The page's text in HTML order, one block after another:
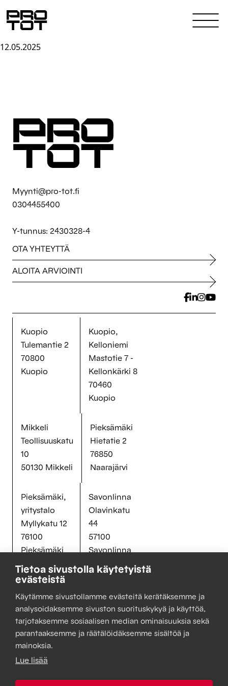
Tietoa sivustolla käytetyistä
evästeistä
Käytämme sivustollamme evästeitä kerätäksemme ja
analysoidaksemme sivuston suorituskykyä ja käyttöä,
tarjotaksemme sosiaalisen median ominaisuuksia sekä
parantaaksemme ja räätälöidäksemme sisältöä ja
mainoksia.
Lue lisää
Skip to content
12.05.2025
Myynti@pro-tot.fi
0304455400
Y-tunnus: 2430328-4
OTA YHTEYTTÄ
ALOITA ARVIOINTI
Kuopio
Tulemantie 2
70800
Kuopio
Kuopio,
Kelloniemi
Mastotie 7 -
Kellonkärki 8
70460
Kuopio
Mikkeli
Teollisuuskatu
10
50130 Mikkeli
Pieksämäki
Hietatie 2
76850
Naarajärvi
Pieksämäki,
yritystalo
Myllykatu 12
76100
Pieksämäki
Savonlinna
Olavinkatu
44
57100
Savonlinna
Tietosuojaseloste
Muuta evästeitä